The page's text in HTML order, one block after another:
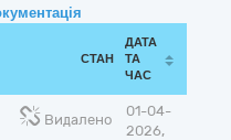
СТАН
ДАТА
ТА
ЧАС
Видалено
01-04-
2026,